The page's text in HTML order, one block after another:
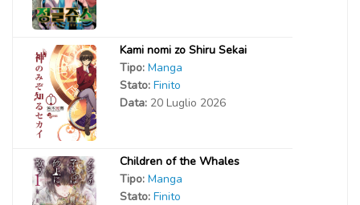
Kami nomi zo Shiru Sekai
Tipo: Manga
Stato: Finito
Data: 20 Luglio 2026
Children of the Whales
Tipo: Manga
Stato: Finito